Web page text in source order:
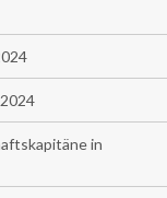
in